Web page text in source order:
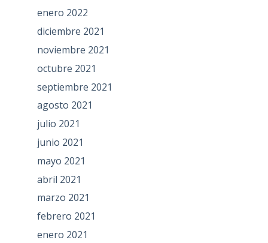
enero 2022
diciembre 2021
noviembre 2021
octubre 2021
septiembre 2021
agosto 2021
julio 2021
junio 2021
mayo 2021
abril 2021
marzo 2021
febrero 2021
enero 2021